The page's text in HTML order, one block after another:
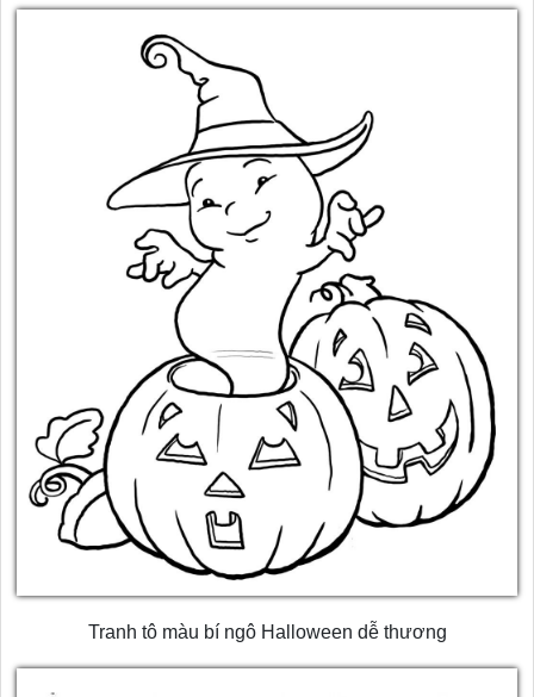
Tranh tô màu bí ngô Halloween dễ thương